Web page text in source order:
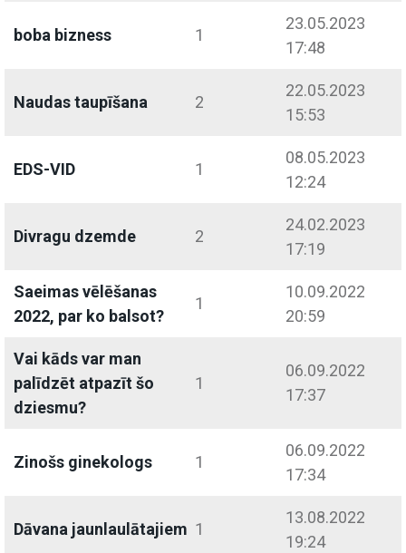
boba bizness 1
23.05.2023
17:48
Naudas taupīšana 2
22.05.2023
15:53
EDS-VID 1
08.05.2023
12:24
Divragu dzemde 2
24.02.2023
17:19
Saeimas vēlēšanas
2022, par ko balsot?
1
10.09.2022
20:59
Vai kāds var man
palīdzēt atpazīt šo
dziesmu?
1
06.09.2022
17:37
Zinošs ginekologs 1
06.09.2022
17:34
Dāvana jaunlaulātajiem 1
13.08.2022
19:24